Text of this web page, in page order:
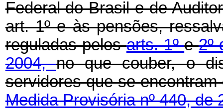
Federal do Brasil e de
art. 1º e às pensões,
reguladas pelosarts. 1ºe2º
2004,no que couber, o
servidores que se
Medida Provisória nº 440, de